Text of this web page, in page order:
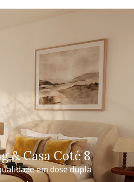
& Casa Coté 8
em dose dupla